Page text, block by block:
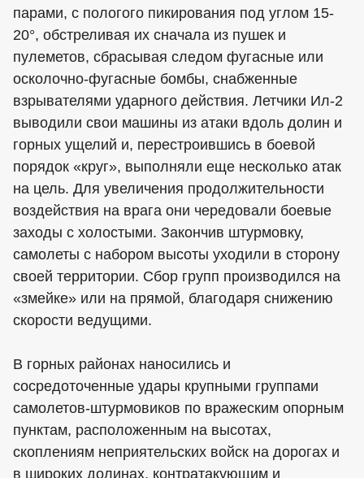
парами, с пологого пикирования под углом 15-
20°, обстреливая их сначала из пушек и
пулеметов, сбрасывая следом фугасные или
осколочно-фугасные бомбы, снабженные
взрывателями ударного действия. Летчики Ил-2
выводили свои машины из атаки вдоль долин и
горных ущелий и, перестроившись в боевой
порядок «круг», выполняли еще несколько атак
на цель. Для увеличения продолжительности
воздействия на врага они чередовали боевые
заходы с холостыми. Закончив штурмовку,
самолеты с набором высоты уходили в сторону
своей территории. Сбор групп производился на
«змейке» или на прямой, благодаря снижению
скорости ведущими.
В горных районах наносились и
сосредоточенные удары крупными группами
самолетов-штурмовиков по вражеским опорным
пунктам, расположенным на высотах,
скоплениям неприятельских войск на дорогах и
в широких долинах, контратакующим и